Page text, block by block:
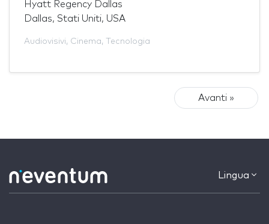
Hyatt Regency Dallas
Dallas, Stati Uniti, USA
Audiovisivi, Cinema, Tecnologia
Avanti »
Lingua